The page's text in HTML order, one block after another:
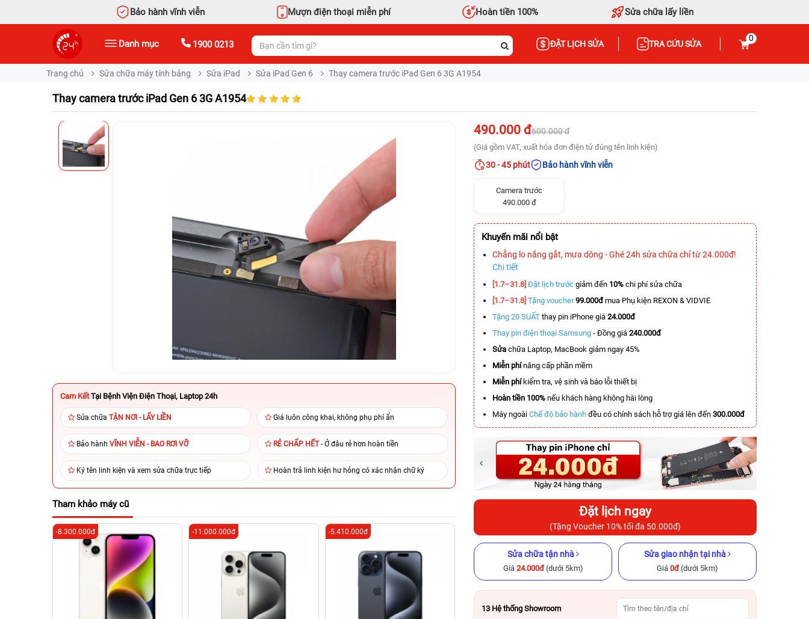
Bảo hành vĩnh viễn Mượn điện thoại miễn phí Hoàn tiền 100% Sửa chữa lấy liền
Danh mục 1900 0213 ĐẶT LỊCH SỬA TRA CỨU SỬA
0
Trang chủ Sửa chữa máy tính bảng Sửa iPad Sửa iPad Gen 6 Thay camera trước iPad Gen 6 3G A1954
Thay camera trước iPad Gen 6 3G A1954
Cam Kết Tại Bệnh Viện Điện Thoại, Laptop 24h
Sửa chữa TẬN NƠI - LẤY LIỀN Giá luôn công khai, không phụ phí ẩn
Bảo hành VĨNH VIỄN - BAO RƠI VỠ RẺ CHẤP HẾT- Ở đâu rẻ hơn hoàn tiền
Ký tên linh kiện và xem sửa chữa trực tiếp Hoàn trả linh kiện hư hỏng có xác nhận chữ ký
Tham khảo máy cũ
-8.300.000đ -11.000.000đ -5.410.000đ -5.700.000đ -3.000.000đ -6.000.000đ
490.000 đ600.000 đ
(Giá gồm VAT, xuất hóa đơn điện tử đúng tên linh kiện)
30 - 45 phút Bảo hành vĩnh viễn
Camera trước
490.000 đ
Khuyến mãi nổi bật
Chẳng lo nắng gắt, mưa dông - Ghé 24h sửa chữa chỉ từ 24.000đ!
Chi tiết
[1.7–31.8] Đặt lịch trước giảm đến 10% chi phí sửa chữa
[1.7–31.8] Tặng voucher 99.000đmua Phụ kiện REXON & VIDVIE
Tặng 20 SUẤT thay pin iPhone giá 24.000đ
Thay pin điện thoại Samsung - Đồng giá 240.000đ
Sửa chữa Laptop, MacBook giảm ngay 45%
Miễn phínâng cấp phần mềm
Miễn phíkiểm tra, vệ sinh và báo lỗi thiết bị
Hoàn tiền 100% nếu khách hàng không hài lòng
Máy ngoài Chế độ bảo hành đều có chính sách hỗ trợ giá lên đến 300.000đ
Đặt lịch ngay
(Tặng Voucher 10% tối đa 50.000đ)
Sửa chữa tận nhà
Giá 24.000đ(dưới 5km)
Sửa giao nhận tại nhà
Giá 0đ(dưới 5km)
13 Hệ thống Showroom